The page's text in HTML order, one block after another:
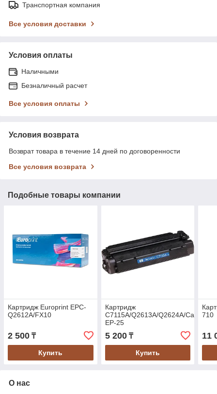
Транспортная компания
Все условия доставки
Условия оплаты
Наличными
Безналичный расчет
Все условия оплаты
Условия возврата
Возврат товара в течение 14 дней по договоренности
Все условия возврата
Подобные товары компании
Картридж Europrint EPC-
Q2612A/FX10
2 500 ₸
Купить
Картридж
C7115A/Q2613A/Q2624A/Canon
EP-25
5 200₸
Купить
710
11
О нас